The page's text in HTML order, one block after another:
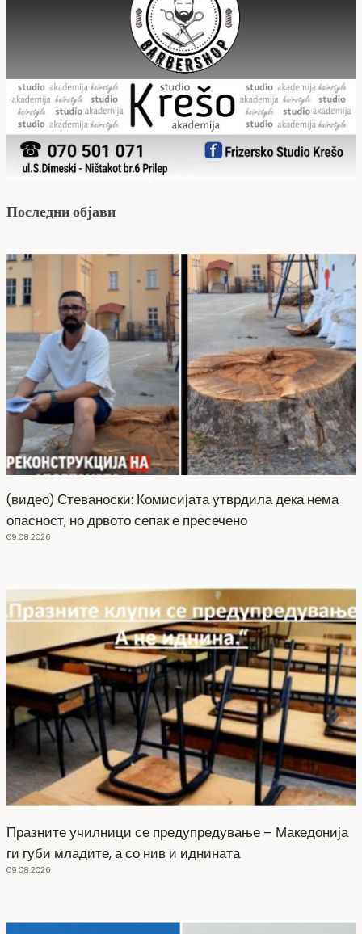
Последни објави
(видео) Стеваноски: Комисијата утврдила дека нема
опасност, но дрвото сепак е пресечено
09.08.2026
Празните училници се предупредување – Македонија
ги губи младите, а со нив и иднината
09.08.2026